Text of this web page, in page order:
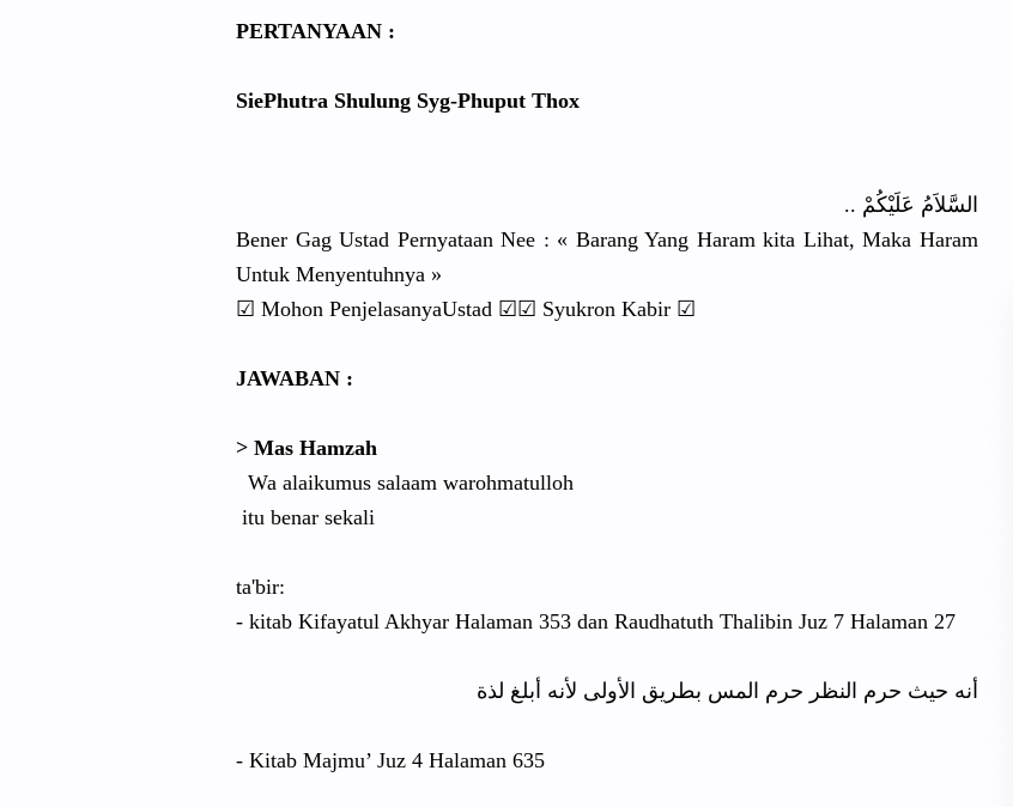
PERTANYAAN :
SiePhutra Shulung Syg-Phuput Thox
السَّلاَمُ عَلَيْكُمْ ..
Bener Gag Ustad Pernyataan Nee : « Barang Yang Haram kita Lihat, Maka Haram
Untuk Menyentuhnya »
☑ Mohon PenjelasanyaUstad ☑☑ Syukron Kabir ☑
JAWABAN :
> Mas Hamzah
Wa alaikumus salaam warohmatulloh
itu benar sekali
ta'bir:
- kitab Kifayatul Akhyar Halaman 353 dan Raudhatuth Thalibin Juz 7 Halaman 27
أنه حيث حرم النظر حرم المس بطريق الأولى لأنه أبلغ لذة
- Kitab Majmu’ Juz 4 Halaman 635